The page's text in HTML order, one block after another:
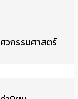
วกรรมศาสตร์